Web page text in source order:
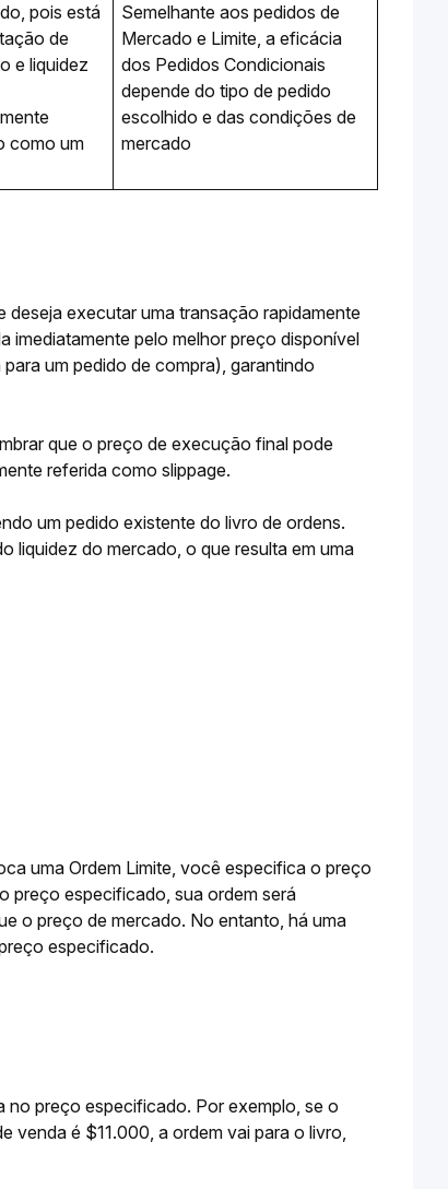
pois está
de
e liquidez
como um
Semelhante aos pedidos de
Mercado e Limite, a eficácia
dos Pedidos Condicionais
depende do tipo de pedido
escolhido e das condições de
mercado
deseja executar uma transação rapidamente
imediatamente pelo melhor preço disponível
um pedido de compra), garantindo
que o preço de execução final pode
referida como slippage.
um pedido existente do livro de ordens.
liquidez do mercado, o que resulta em uma
uma Ordem Limite, você especifica o preço
preço especificado, sua ordem será
o preço de mercado. No entanto, há uma
especificado.
no preço especificado. Por exemplo, se o
venda é $11.000, a ordem vai para o livro,